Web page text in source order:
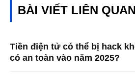
BÀI VIẾT LIÊN QUAN
Tiền điện tử có thể bị hack
có an toàn vào năm 2025?